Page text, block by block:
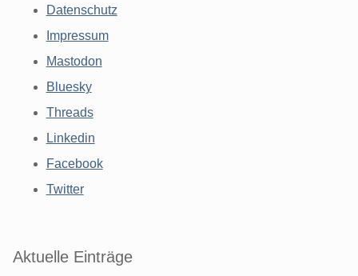
Datenschutz
Impressum
Mastodon
Bluesky
Threads
Linkedin
Facebook
Twitter
Aktuelle Einträge